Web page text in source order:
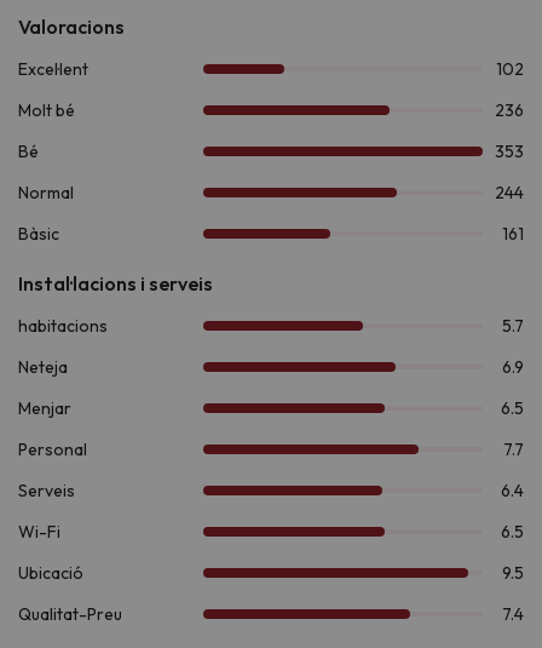
però si arribes més tard, no hauràs de preocupar-te, ja que
podràs realitzar el check-in a la recepció de l'
Per començar el dia amb energia, l'hotel ofereix
podràs gaudir del servei desopars. I si voleu descobrir una
proposta gastronòmica diferent, elRestaurant La Nova
Durant la temporada d'estiu, podreu refrescar-vos a la
piscina
ideal per relaxar-vos amb els vostres éssers estimats després
Si res destaca aquesta destinació és per la quantitat d'activitats
que ofereix en qualsevol època de l'any.
Taüll, a només 9,0 km. Si preferiu el senderisme, exploreu la
Ruta de la Marmota
, laRuta dels Enamoratssituades a
Sant Maurici
, a 7,6 km de l'allotjament. Pels més aventurers, la
ferrades
. I si t'apassiona la història, elconjunt romànic de la
Vall de Boí
Patrimoni de la Humanitat per la
Si busques un allotjament còmode i pràctic per viure una